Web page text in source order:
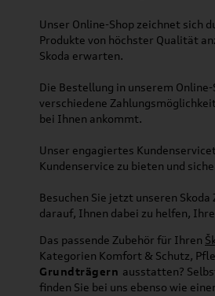
Unser Online-Shop zeichnet sich
Produkte von höchster Qualität
Skoda erwarten.
Die Bestellung in unserem
verschiedene
bei Ihnen ankommt.
Unser engagiertes
Kundenservice zu bieten und
Besuchen Sie jetzt unseren
darauf, Ihnen dabei zu helfen,
Das passende Zubehör für Ihren
Kategorien Komfort & Schutz,
Grundträgern ausstatten?
finden Sie bei uns ebenso wie